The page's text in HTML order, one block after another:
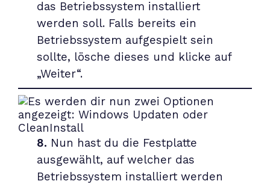
das Betriebssystem installiert
werden soll. Falls bereits ein
Betriebssystem aufgespielt sein
sollte, lösche dieses und klicke auf
„Weiter“.
8. Nun hast du die Festplatte
ausgewählt, auf welcher das
Betriebssystem installiert werden